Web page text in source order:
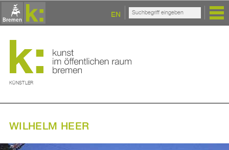
EN
KÜNSTLER
WILHELM HEER